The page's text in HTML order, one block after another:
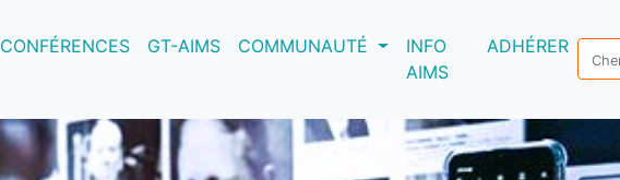
CONFÉRENCES GT-AIMS COMMUNAUTÉ
INFO
AIMS
ADHÉRER